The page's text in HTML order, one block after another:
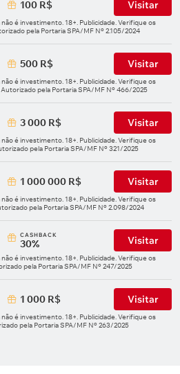
100 R$ Visitar
é investimento. 18+. Publicidade. Verifique os
pela Portaria SPA/MF Nº 2.105/2024
500 R$ Visitar
é investimento. 18+. Publicidade. Verifique os
Autorizado pela Portaria SPA/MF Nº 466/2025
3 000 R$ Visitar
é investimento. 18+. Publicidade. Verifique os
pela Portaria SPA/MF Nº 321/2025
1 000 000 R$ Visitar
é investimento. 18+. Publicidade. Verifique os
pela Portaria SPA/MF Nº 2.098/2024
СASHBACK
30% Visitar
é investimento. 18+. Publicidade. Verifique os
pela Portaria SPA/MF Nº 247/2025
1 000 R$ Visitar
é investimento. 18+. Publicidade. Verifique os
pela Portaria SPA/MF Nº 263/2025